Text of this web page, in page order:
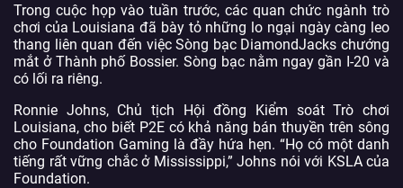
Trong cuộc họp vào tuần trước, các quan chức ngành trò
chơi của Louisiana đã bày tỏ những lo ngại ngày càng leo
thang liên quan đến việc Sòng bạc DiamondJacks chướng
mắt ở Thành phố Bossier. Sòng bạc nằm ngay gần I-20 và
có lối ra riêng.
Ronnie Johns, Chủ tịch Hội đồng Kiểm soát Trò chơi
Louisiana, cho biết P2E có khả năng bán thuyền trên sông
cho Foundation Gaming là đầy hứa hẹn. “Họ có một danh
tiếng rất vững chắc ở Mississippi,” Johns nói với KSLA của
Foundation.